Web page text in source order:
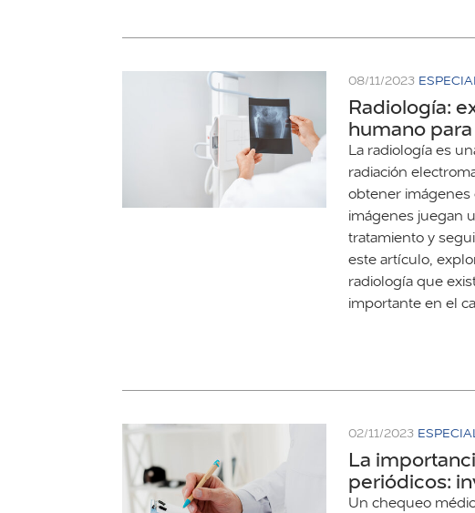
08/11/2023
Radiología:
humano
La radiología es
radiación
obtener
imágenes juegan
tratamiento y
este artículo,
radiología que
importante en el
02/11/2023
La
periódicos:
Un chequeo